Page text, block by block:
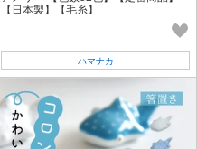
【日本製】【毛糸】
ハマナカ